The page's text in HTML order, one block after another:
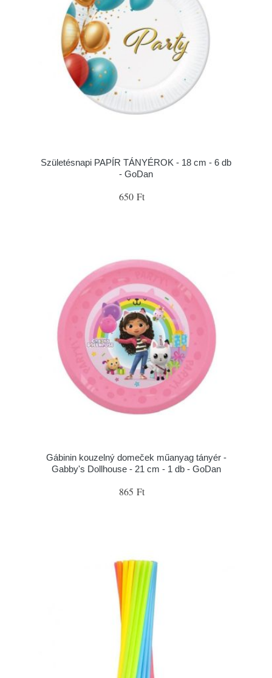
Születésnapi PAPÍR TÁNYÉROK - 18 cm - 6 db
- GoDan
650 Ft
Gábinin kouzelný domeček műanyag tányér -
Gabby's Dollhouse - 21 cm - 1 db - GoDan
865 Ft